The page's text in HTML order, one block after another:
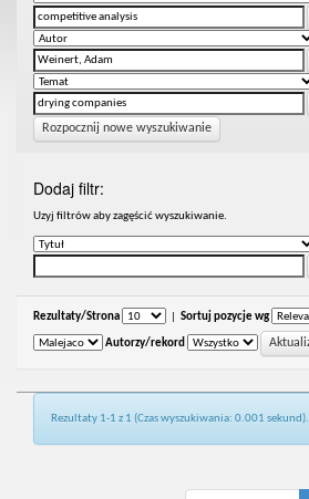
Rozpocznij nowe wyszukiwanie
Dodaj filtr:
Uzyj filtrów aby zagęścić wyszukiwanie.
Rezultaty/Strona Sortuj pozycje wg
Autorzy/rekord
Rezultaty 1-1 z 1 (Czas wyszukiwania: 0.001 sekund).